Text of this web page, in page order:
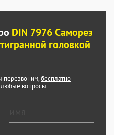
DIN 7976 Саморез
головкой
перезвоним,бесплатно
любые вопросы.